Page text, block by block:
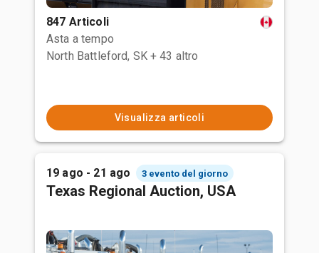
847 Articoli
Asta a tempo
North Battleford, SK + 43 altro
Visualizza articoli
19 ago - 21 ago 3 evento del giorno
Texas Regional Auction, USA